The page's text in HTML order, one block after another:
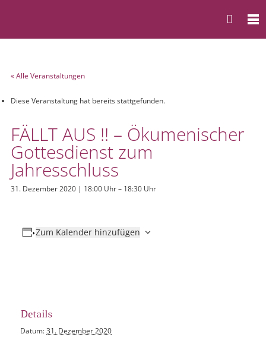
« Alle Veranstaltungen
Diese Veranstaltung hat bereits stattgefunden.
FÄLLT AUS !! – Ökumenischer
Gottesdienst zum
Jahresschluss
31. Dezember 2020 | 18:00 Uhr– 18:30 Uhr
Zum Kalender hinzufügen
Details
Datum: 31. Dezember 2020